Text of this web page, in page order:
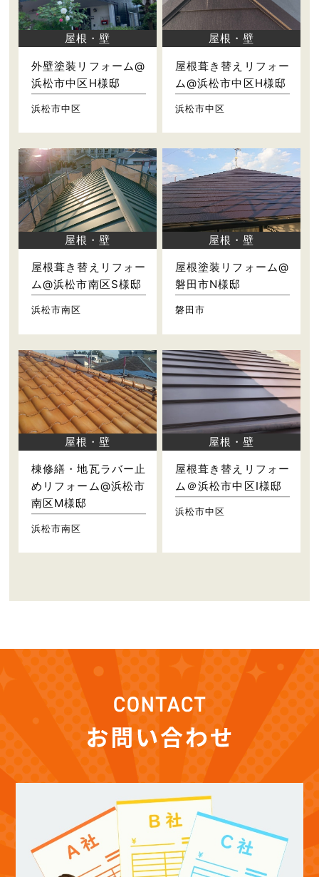
屋根・壁
外壁塗装リフォーム@
浜松市中区H様邸
浜松市中区
屋根・壁
屋根葺き替えリフォー
ム@浜松市中区H様邸
浜松市中区
屋根・壁
屋根葺き替えリフォー
ム@浜松市南区S様邸
浜松市南区
屋根・壁
屋根塗装リフォーム@
磐田市N様邸
磐田市
屋根・壁
棟修繕・地瓦ラバー止
めリフォーム@浜松市
南区M様邸
浜松市南区
屋根・壁
屋根葺き替えリフォー
ム＠浜松市中区I様邸
浜松市中区